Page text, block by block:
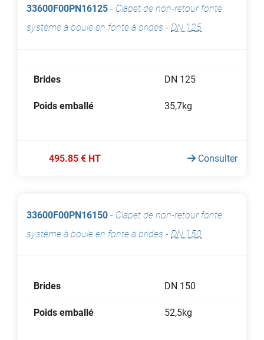
33600F00PN16125 - Clapet de non-retour fonte
système à boule en fonte à brides - DN 125
Brides DN 125
Poids emballé 35,7kg
495.85 € HT Consulter
33600F00PN16150 - Clapet de non-retour fonte
système à boule en fonte à brides - DN 150
Brides DN 150
Poids emballé 52,5kg